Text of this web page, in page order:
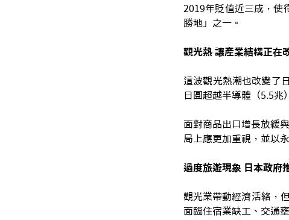
2019年貶值近三成，使
勝地」之一。
觀光熱 讓產業結構正在
這波觀光熱潮也改變了
日圓超越半導體（5.5兆
面對商品出口增長放緩
局上應更加重視，並以
過度旅遊現象 日本政府
觀光業帶動經濟活絡，
面臨住宿業缺工、交通